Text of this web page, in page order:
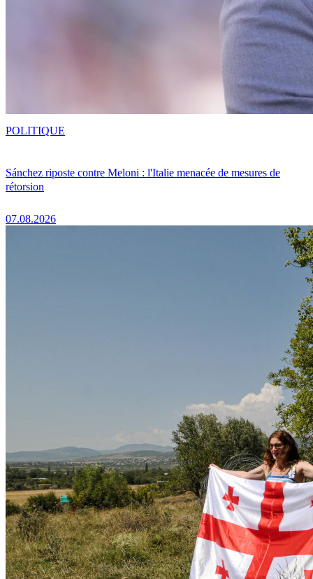
Sánchez riposte contre Meloni : l'Italie menacée de mesures de
rétorsion
07.08.2026
POLITIQUE